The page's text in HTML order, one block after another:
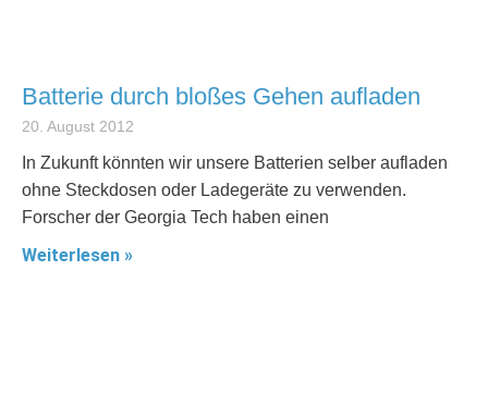
Batterie durch bloßes Gehen aufladen
20. August 2012
In Zukunft könnten wir unsere Batterien selber aufladen
ohne Steckdosen oder Ladegeräte zu verwenden.
Forscher der Georgia Tech haben einen
Weiterlesen »